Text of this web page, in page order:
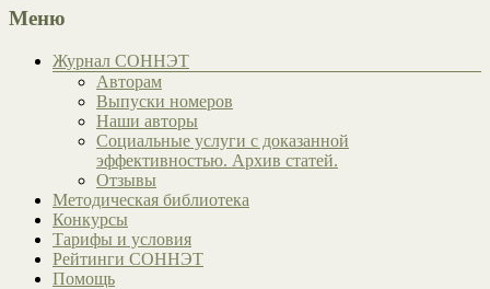
Меню
Журнал СОННЭТ
Авторам
Выпуски номеров
Наши авторы
Социальные услуги с доказанной
эффективностью. Архив статей.
Отзывы
Методическая библиотека
Конкурсы
Тарифы и условия
Рейтинги СОННЭТ
Помощь